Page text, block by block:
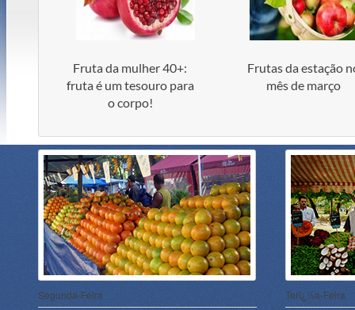
Fruta da mulher 40+:
fruta é um tesouro para
o corpo!
Frutas da estação
mês de março
Segunda-Feira Terï¿½a-Feira